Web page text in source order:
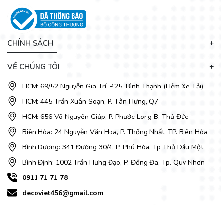
CHÍNH SÁCH
VỀ CHÚNG TÔI
HCM: 69/52 Nguyễn Gia Trí, P.25, Bình Thạnh (Hẻm Xe Tải)
HCM: 445 Trần Xuân Soạn, P. Tân Hưng, Q7
HCM: 656 Võ Nguyên Giáp, P. Phước Long B, Thủ Đức
Biên Hòa: 24 Nguyễn Văn Hoa, P. Thống Nhất, TP. Biên Hòa
Bình Dương: 341 Đường 30/4, P. Phú Hòa, Tp Thủ Dầu Một
Bình Định: 1002 Trần Hưng Đạo, P. Đống Đa, Tp. Quy Nhơn
0911 71 71 78
decoviet456@gmail.com